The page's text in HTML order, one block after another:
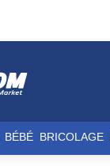
BÉBÉ BRICOLAGE